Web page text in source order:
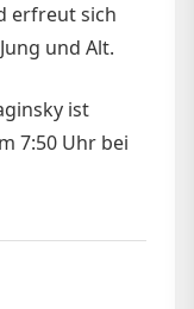
erfreut sich
und Alt.
ist
7:50 Uhr bei